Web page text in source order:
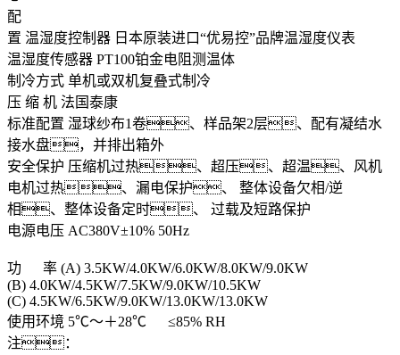
配
置 温湿度控制器 日本原装进口“优易控”品牌温湿度仪表
温湿度传感器 PT100铂金电阻测温体
制冷方式 单机或双机复叠式制冷
压 缩 机 法国泰康
标准配置 湿球纱布1卷、样品架2层、配有凝结水
接水盘，并排出箱外
安全保护 压缩机过热、超压、超温、风机
电机过热、漏电保护、 整体设备欠相/逆
相、整体设备定时、 过载及短路保护
电源电压 AC380V±10% 50Hz
功 率 (A) 3.5KW/4.0KW/6.0KW/8.0KW/9.0KW
(B) 4.0KW/4.5KW/7.5KW/9.0KW/10.5KW
(C) 4.5KW/6.5KW/9.0KW/13.0KW/13.0KW
使用环境 5℃～＋28℃ ≤85% RH
注：